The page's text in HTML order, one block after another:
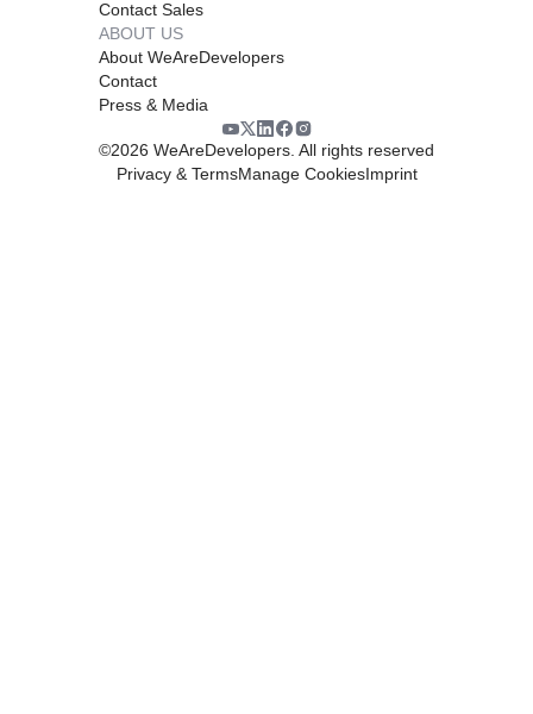
Contact Sales
ABOUT US
About WeAreDevelopers
Contact
Press & Media
©2026 WeAreDevelopers. All rights reserved
Privacy & TermsManage CookiesImprint